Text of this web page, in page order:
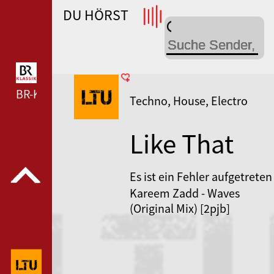
WDR 4 --- WDR 4 ---
BR-KLASSIK --- BR-KLASSIK ---
DU HÖRST
Techno, House, Electro
Like That
LTU
Es ist ein Fehler aufgetreten
Kareem Zadd - Waves
(Original Mix) [2pjb]